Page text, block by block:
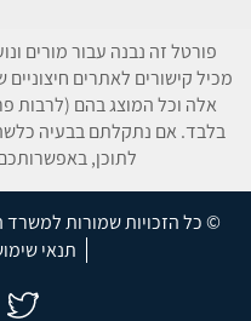
פורטל זה נבנה עבור מורים
מכיל קישורים לאתרים
אלה וכל המוצג בהם (לרבות
בלבד. אם נתקלתם בבעיה
לתוכן,
© כל הזכויות שמורות למשרד
תנאי